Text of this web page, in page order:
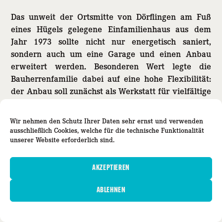
Wir nehmen den Schutz Ihrer Daten sehr ernst und verwenden
ausschließlich Cookies, welche für die technische Funktionalität
unserer Website erforderlich sind.
AKZEPTIEREN
ABLEHNEN
Das unweit der Ortsmitte von Dörflingen am Fuß
eines Hügels gelegene Einfamilienhaus aus dem
Jahr 1973 sollte nicht nur energetisch saniert,
sondern auch um eine Garage und einen Anbau
erweitert werden. Besonderen Wert legte die
Bauherrenfamilie dabei auf eine hohe Flexibilität:
der Anbau soll zunächst als Werkstatt für vielfältige
zusätzlichen Wohnraum für die wachsende Familie
bieten und schließlich als Einliegerwohnung
unabhängig vom Rest des Hauses nutzbar sein.
Die vorgeschlagene Ergänzung in
Schnittfigur des Bestands auf und verlängert das
flach daliegende Gebäude zur Talseite hin. Ein